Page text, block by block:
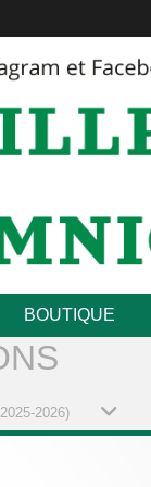
BOUTIQUE
2026)